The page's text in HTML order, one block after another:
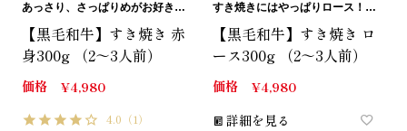
あっさり、さっぱりめがお好きな方にはこの赤身。
【黒毛和牛】すき焼き 赤
身300g （2～3人前）
価格 ¥4,980
4.0 （1）
すき焼きにはやっぱりロース！のロースです。
【黒毛和牛】すき焼き ロ
ース300g （2～3人前）
価格 ¥4,980
詳細を見る